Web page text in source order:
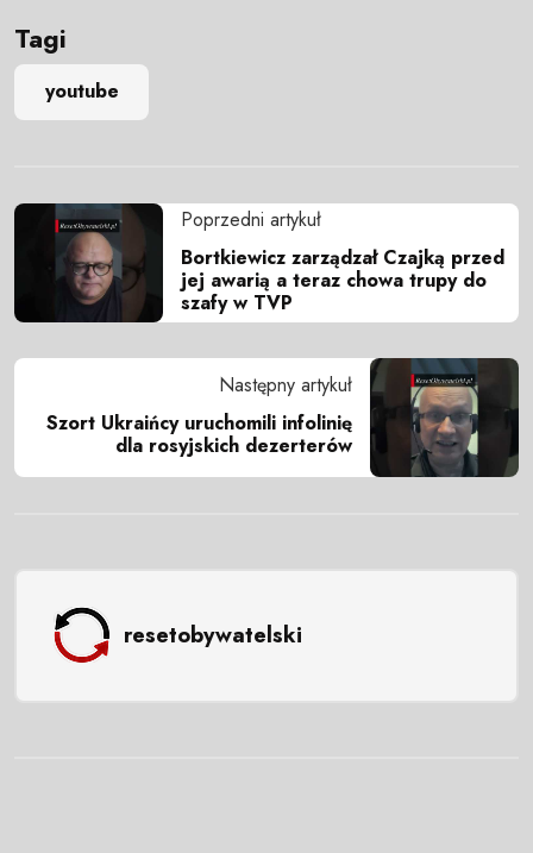
Tagi
youtube
Poprzedni artykuł
Bortkiewicz zarządzał Czajką przed
jej awarią a teraz chowa trupy do
szafy w TVP
Następny artykuł
Szort Ukraińcy uruchomili infolinię
dla rosyjskich dezerterów
resetobywatelski